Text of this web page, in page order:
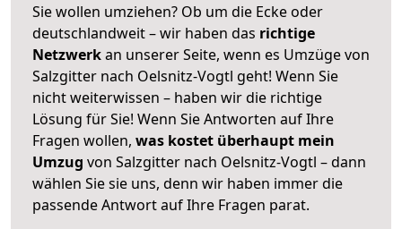
Sie wollen umziehen? Ob um die Ecke oder
deutschlandweit – wir haben das richtige
Netzwerkan unserer Seite, wenn es Umzüge von
Salzgitter nach Oelsnitz-Vogtl geht! Wenn Sie
nicht weiterwissen – haben wir die richtige
Lösung für Sie! Wenn Sie Antworten auf Ihre
Fragen wollen, was kostet überhaupt mein
Umzug von Salzgitter nach Oelsnitz-Vogtl – dann
wählen Sie sie uns, denn wir haben immer die
passende Antwort auf Ihre Fragen parat.